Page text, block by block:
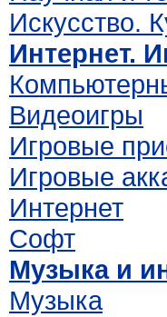
Искусство.
Интернет.
Видеоигры
Игровые
Игровые
Интернет
Софт
Музыка и
Музыка